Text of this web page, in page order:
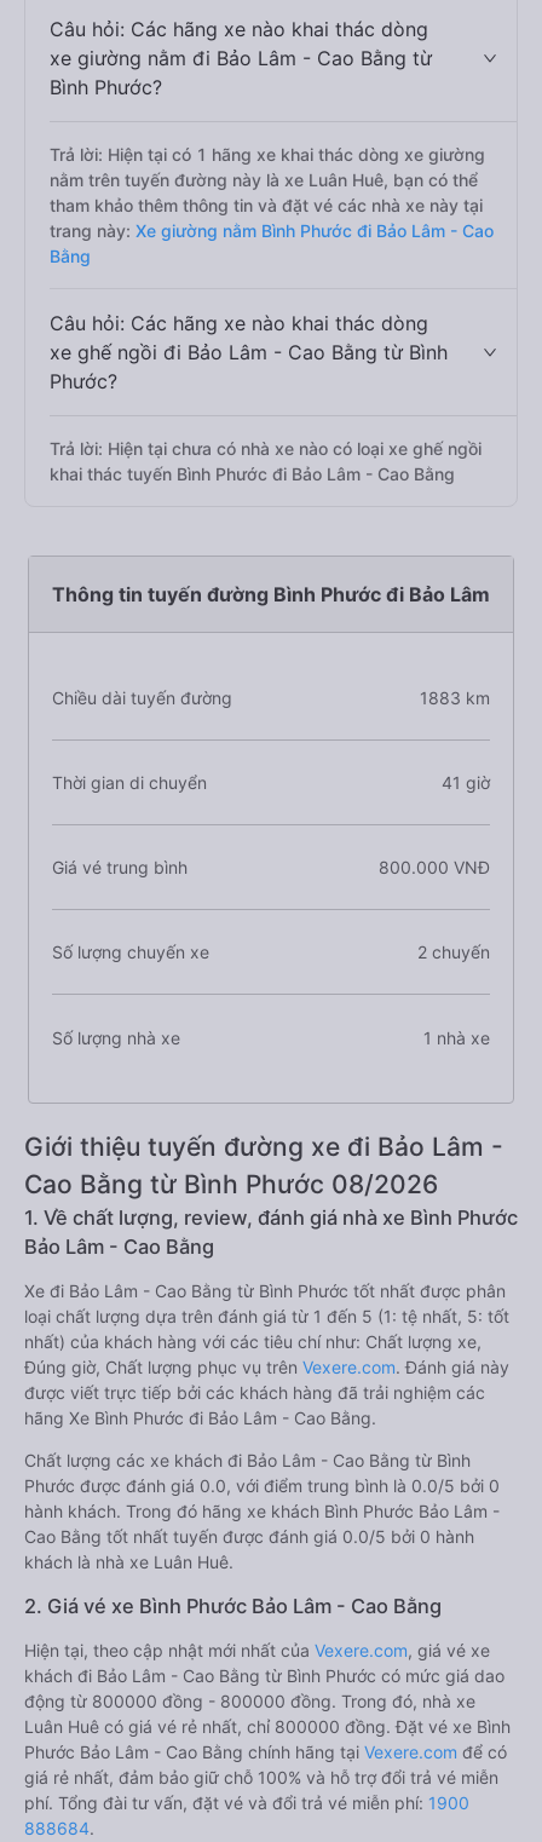
Câu hỏi: Các hãng xe nào khai thác dòng
xe giường nằm đi Bảo Lâm - Cao Bằng từ
Bình Phước?
Trả lời: Hiện tại có 1 hãng xe khai thác dòng xe giường
nằm trên tuyến đường này là xe Luân Huê, bạn có thể
tham khảo thêm thông tin và đặt vé các nhà xe này tại
trang này: Xe giường nằm Bình Phước đi Bảo Lâm - Cao
Bằng
Câu hỏi: Các hãng xe nào khai thác dòng
xe ghế ngồi đi Bảo Lâm - Cao Bằng từ Bình
Phước?
Trả lời: Hiện tại chưa có nhà xe nào có loại xe ghế ngồi
khai thác tuyến Bình Phước đi Bảo Lâm - Cao Bằng
Thông tin tuyến đường Bình Phước đi Bảo Lâm
Chiều dài tuyến đường 1883 km
Thời gian di chuyển 41 giờ
Giá vé trung bình 800.000 VNĐ
Số lượng chuyến xe 2 chuyến
Số lượng nhà xe 1 nhà xe
Giới thiệu tuyến đường xe đi Bảo Lâm -
Cao Bằng từ Bình Phước 08/2026
1. Về chất lượng, review, đánh giá nhà xe Bình Phước
Bảo Lâm - Cao Bằng
Xe đi Bảo Lâm - Cao Bằng từ Bình Phước tốt nhất được phân
loại chất lượng dựa trên đánh giá từ 1 đến 5 (1: tệ nhất, 5: tốt
nhất) của khách hàng với các tiêu chí như: Chất lượng xe,
Đúng giờ, Chất lượng phục vụ trên Vexere.com. Đánh giá này
được viết trực tiếp bởi các khách hàng đã trải nghiệm các
hãng Xe Bình Phước đi Bảo Lâm - Cao Bằng.
Chất lượng các xe khách đi Bảo Lâm - Cao Bằng từ Bình
Phước được đánh giá 0.0, với điểm trung bình là 0.0/5 bởi 0
hành khách. Trong đó hãng xe khách Bình Phước Bảo Lâm -
Cao Bằng tốt nhất tuyến được đánh giá 0.0/5 bởi 0 hành
khách là nhà xe Luân Huê.
2. Giá vé xe Bình Phước Bảo Lâm - Cao Bằng
Hiện tại, theo cập nhật mới nhất của Vexere.com, giá vé xe
khách đi Bảo Lâm - Cao Bằng từ Bình Phước có mức giá dao
động từ 800000 đồng - 800000 đồng. Trong đó, nhà xe
Luân Huê có giá vé rẻ nhất, chỉ 800000 đồng. Đặt vé xe Bình
Phước Bảo Lâm - Cao Bằng chính hãng tại Vexere.com để có
giá rẻ nhất, đảm bảo giữ chỗ 100% và hỗ trợ đổi trả vé miễn
phí. Tổng đài tư vấn, đặt vé và đổi trả vé miễn phí: 1900
888684.